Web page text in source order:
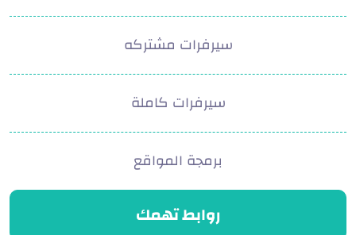
سيرفرات مشتركه
سيرفرات كاملة
برمجة المواقع
روابط تهمك